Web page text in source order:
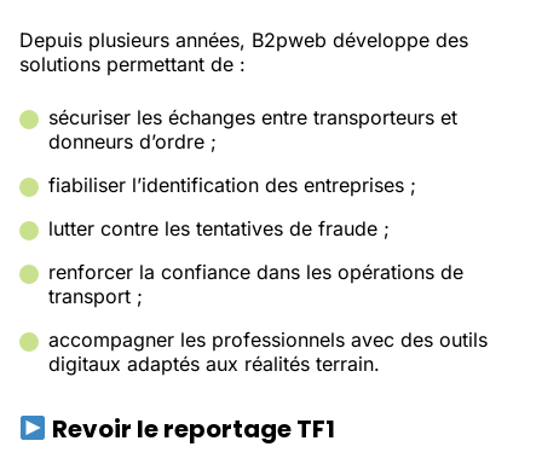
Depuis plusieurs années, B2pweb développe des
solutions permettant de :
sécuriser les échanges entre transporteurs et
donneurs d’ordre ;
fiabiliser l’identification des entreprises ;
lutter contre les tentatives de fraude ;
renforcer la confiance dans les opérations de
transport ;
accompagner les professionnels avec des outils
digitaux adaptés aux réalités terrain.
Revoir le reportage TF1